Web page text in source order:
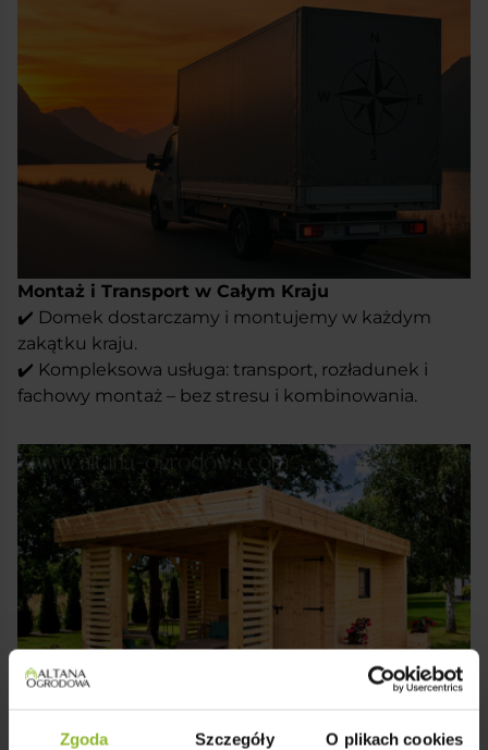
Zgoda Szczegóły O plikach cookies
bokach, dzięki czemu wydaje się lżejsza i bardziej
przestronna. Można tu postawić stół, przysiąść na
chwilę, osłonić się od słońca, ale nadal mieć kontakt
z ogrodem. Jest przewiew, jest luz, nic nie
przytłacza. Minimalizm, który wpisuje się doskonale
Wejście od strony altany porządkuje układ i sprawia,
że całość działa płynnie – tak, jakby oba te elementy
zawsze miały funkcjonować razem.
wypoczynek w jednej, przemyślanej konstrukcji. W
sam raz na działkę, ogród lub tam, gdzie potrzebne
jest proste rozwiązanie z miejscem do oddechu.
Montaż i Transport w Całym Kraju
✔️ Domek dostarczamy i montujemy w każdym
zakątku kraju.
✔️ Kompleksowa usługa: transport, rozładunek i
fachowy montaż – bez stresu i kombinowania.